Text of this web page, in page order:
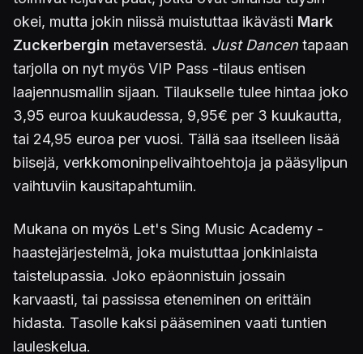
okei, mutta jokin niissä muistuttaa ikävästi Mark
Zuckerbergin metaversestä. Just Dancen tapaan
tarjolla on nyt myös VIP Pass -tilaus entisen
laajennusmallin sijaan. Tilaukselle tulee hintaa joko
3,95 euroa kuukaudessa, 9,95€ per 3 kuukautta,
tai 24,95 euroa per vuosi. Tällä saa itselleen lisää
biisejä, verkkomoninpelivaihtoehtoja ja pääsylipun
vaihtuviin kausitapahtumiin.
Mukana on myös Let's Sing Music Academy -
haastejärjestelmä, joka muistuttaa jonkinlaista
taistelupassia. Joko epäonnistuin jossain
karvaasti, tai passissa eteneminen on erittäin
hidasta. Tasolle kaksi pääseminen vaati tuntien
lauleskelua.